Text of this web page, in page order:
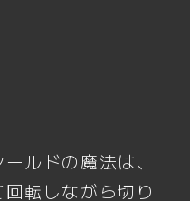
ルドの魔法は、
転しながら切り